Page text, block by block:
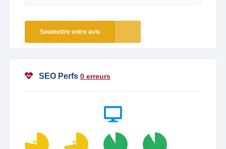
Soumettre votre avis
SEO Perfs 0 erreurs
78 73 92 92